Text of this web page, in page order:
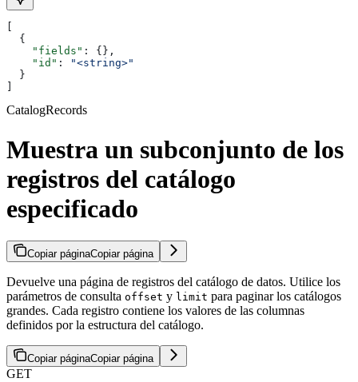
  {
    "fields"
: {},
    "id"
:
"<string>"
  }
CatalogRecords
Muestra un subconjunto de los
registros del catálogo
especificado
Copiar páginaCopiar página
Devuelve una página de registros del catálogo de datos. Utilice los
parámetros de consulta offset y limit para paginar los catálogos
grandes. Cada registro contiene los valores de las columnas
definidos por la estructura del catálogo.
Copiar páginaCopiar página
GET